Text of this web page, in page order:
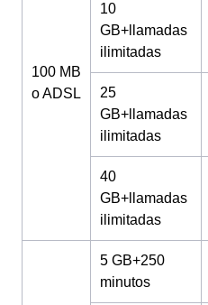
100 MB
o ADSL
10
GB+llamadas
ilimitadas
25
GB+llamadas
ilimitadas
40
GB+llamadas
ilimitadas
5 GB+250
minutos